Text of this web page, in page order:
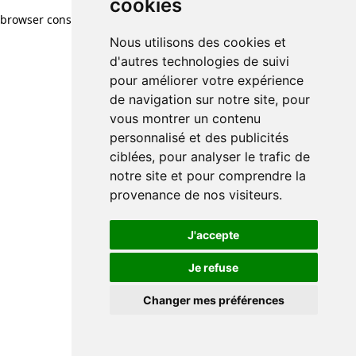
cookies
Nous utilisons des cookies et
d'autres technologies de suivi
pour améliorer votre expérience
de navigation sur notre site, pour
vous montrer un contenu
personnalisé et des publicités
ciblées, pour analyser le trafic de
notre site et pour comprendre la
provenance de nos visiteurs.
J'accepte
Je refuse
Changer mes préférences
browser console for more information)